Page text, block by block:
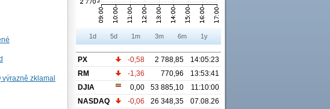
zklamal
1d 5d 1m 3m 6m 1y
PX -0,58 2 788,85
14:05:23
RM
-1,36 770,96
13:53:41
DJIA
0,00 53 885,10
11:10:00
NASDAQ
-0,06 26 348,35
07.08.26